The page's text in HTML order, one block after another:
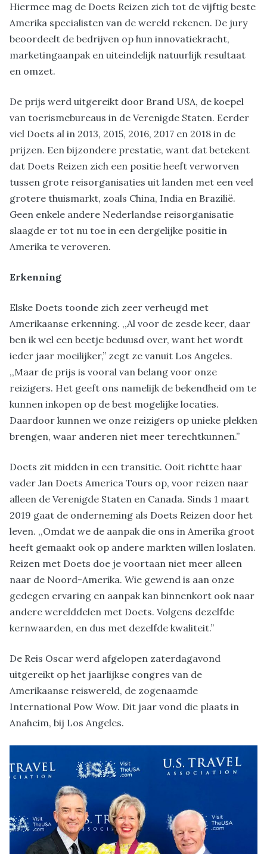
Hiermee mag de Doets Reizen zich tot de vijftig beste
Amerika specialisten van de wereld rekenen. De jury
beoordeelt de bedrijven op hun innovatiekracht,
marketingaanpak en uiteindelijk natuurlijk resultaat
en omzet.
De prijs werd uitgereikt door Brand USA, de koepel
van toerismebureaus in de Verenigde Staten. Eerder
viel Doets al in 2013, 2015, 2016, 2017 en 2018 in de
prijzen. Een bijzondere prestatie, want dat betekent
dat Doets Reizen zich een positie heeft verworven
tussen grote reisorganisaties uit landen met een veel
grotere thuismarkt, zoals China, India en Brazilië.
Geen enkele andere Nederlandse reisorganisatie
slaagde er tot nu toe in een dergelijke positie in
Amerika te veroveren.
Erkenning
Elske Doets toonde zich zeer verheugd met
Amerikaanse erkenning. ,,Al voor de zesde keer, daar
ben ik wel een beetje beduusd over, want het wordt
ieder jaar moeilijker,” zegt ze vanuit Los Angeles.
,,Maar de prijs is vooral van belang voor onze
reizigers. Het geeft ons namelijk de bekendheid om te
kunnen inkopen op de best mogelijke locaties.
Daardoor kunnen we onze reizigers op unieke plekken
brengen, waar anderen niet meer terechtkunnen.”
Doets zit midden in een transitie. Ooit richtte haar
vader Jan Doets America Tours op, voor reizen naar
alleen de Verenigde Staten en Canada. Sinds 1 maart
2019 gaat de onderneming als Doets Reizen door het
leven. ,,Omdat we de aanpak die ons in Amerika groot
heeft gemaakt ook op andere markten willen loslaten.
Reizen met Doets doe je voortaan niet meer alleen
naar de Noord-Amerika. Wie gewend is aan onze
gedegen ervaring en aanpak kan binnenkort ook naar
andere werelddelen met Doets. Volgens dezelfde
kernwaarden, en dus met dezelfde kwaliteit.”
De Reis Oscar werd afgelopen zaterdagavond
uitgereikt op het jaarlijkse congres van de
Amerikaanse reiswereld, de zogenaamde
International Pow Wow. Dit jaar vond die plaats in
Anaheim, bij Los Angeles.